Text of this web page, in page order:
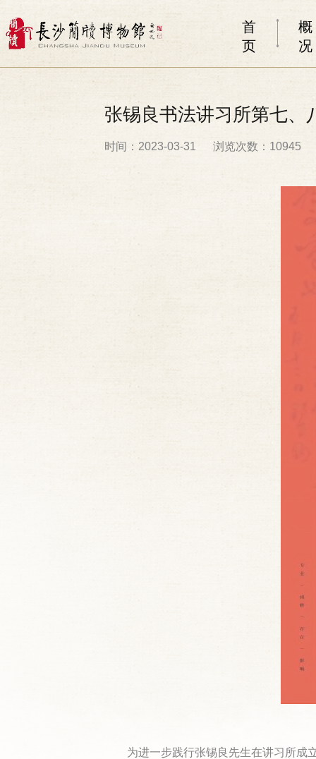
首
页
概
况
张锡良书法讲习所第七、
时间：2023-03-31 浏览次数：10945
为进一步践行张锡良先生在讲习所成